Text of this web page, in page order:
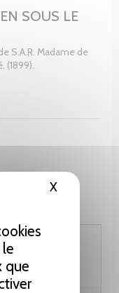
que
XMasquer
SOUS LE
S.A.R. Madame de